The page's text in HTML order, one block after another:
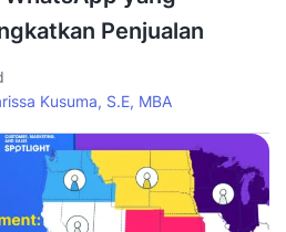
Penjualan
Kusuma, S.E, MBA